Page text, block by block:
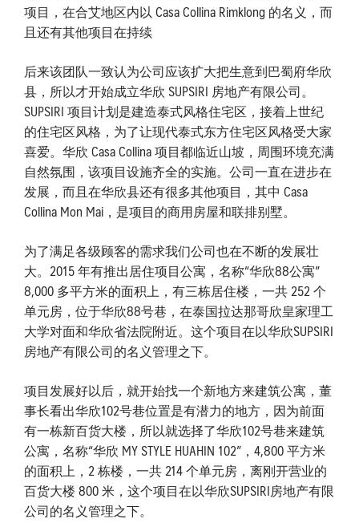
项目，在合艾地区内以 Casa Collina Rimklong 的名义，而
且还有其他项目在持续
后来该团队一致认为公司应该扩大把生意到巴蜀府华欣
县，所以才开始成立华欣 SUPSIRI 房地产有限公司。
SUPSIRI 项目计划是建造泰式风格住宅区，接着上世纪
的住宅区风格，为了让现代泰式东方住宅区风格受大家
喜爱。华欣 Casa Collina 项目都临近山坡，周围环境充满
自然氛围，该项目设施齐全的实施。公司一直在进步在
发展，而且在华欣县还有很多其他项目，其中 Casa
Collina Mon Mai，是项目的商用房屋和联排别墅。
为了满足各级顾客的需求我们公司也在不断的发展壮
大。2015 年有推出居住项目公寓，名称“华欣88公寓”
8,000 多平方米的面积上，有三栋居住楼，一共 252 个
单元房，位于华欣88号巷，在泰国拉达那哥欣皇家理工
大学对面和华欣省法院附近。这个项目在以华欣SUPSIRI
房地产有限公司的名义管理之下。
项目发展好以后，就开始找一个新地方来建筑公寓，董
事长看出华欣102号巷位置是有潜力的地方，因为前面
有一栋新百货大楼，所以就选择了华欣102号巷来建筑
公寓，名称“华欣 MY STYLE HUAHIN 102”，4,800 平方米
的面积上，2 栋楼，一共 214 个单元房，离刚开营业的
百货大楼 800 米，这个项目在以华欣SUPSIRI房地产有限
公司的名义管理之下。